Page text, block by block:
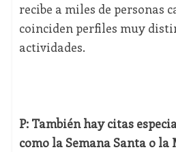
recibe a miles de personas
coinciden perfiles muy
actividades.
P: También hay citas
como la Semana Santa o la